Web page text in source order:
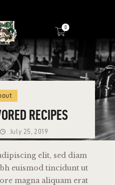
0
RECIPES
July 25, 2019
elit, sed diam
euismod tincidunt ut
magna aliquam erat